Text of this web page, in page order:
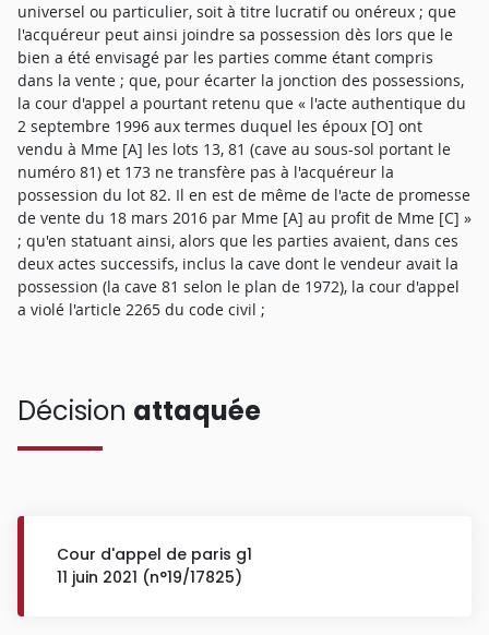
universel ou particulier, soit à titre lucratif ou onéreux ; que
l'acquéreur peut ainsi joindre sa possession dès lors que le
bien a été envisagé par les parties comme étant compris
dans la vente ; que, pour écarter la jonction des possessions,
la cour d'appel a pourtant retenu que « l'acte authentique du
2 septembre 1996 aux termes duquel les époux [O] ont
vendu à Mme [A] les lots 13, 81 (cave au sous-sol portant le
numéro 81) et 173 ne transfère pas à l'acquéreur la
possession du lot 82. Il en est de même de l'acte de promesse
de vente du 18 mars 2016 par Mme [A] au profit de Mme [C] »
; qu'en statuant ainsi, alors que les parties avaient, dans ces
deux actes successifs, inclus la cave dont le vendeur avait la
possession (la cave 81 selon le plan de 1972), la cour d'appel
a violé l'article 2265 du code civil ;
Décision attaquée
Cour d'appel de paris g1
11 juin 2021 (n°19/17825)